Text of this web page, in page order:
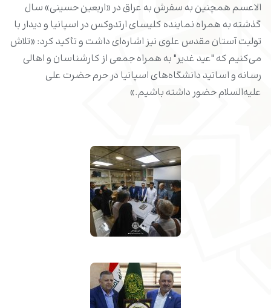
الاعسم همچنین به سفرش به عراق در «اربعین حسینی» سال
گذشته به همراه نماینده کلیسای ارتدوکس در اسپانیا و دیدار با
تولیت آستان مقدس علوی نیز اشاره‌ای داشت و تأکید کرد: «تلاش
می‌کنیم که "عید غدیر" به همراه جمعی از کارشناسان و اهالی
رسانه و اساتید دانشگاه‌های اسپانیا در حرم حضرت علی
علیه‌السلام حضور داشته باشیم.»